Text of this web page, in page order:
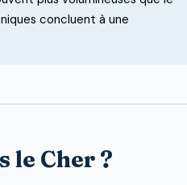
concluent à une
le Cher ?